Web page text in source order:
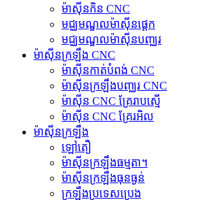
ម៉ាស៊ីនកិន CNC
មជ្ឈមណ្ឌលម៉ាស៊ីនផ្តេក
មជ្ឈមណ្ឌលម៉ាស៊ីនបញ្ឈរ
ម៉ាស៊ីនក្រឡឹង CNC
ម៉ាស៊ីនកាត់បំពង់ CNC
ម៉ាស៊ីនក្រឡឹងបញ្ឈរ CNC
ម៉ាស៊ីន CNC គ្រែរាបស្មើ
ម៉ាស៊ីន CNC គ្រែរអិល
ម៉ាស៊ីនក្រឡឹង
ឡៅតឿ
ម៉ាស៊ីនក្រឡឹងធម្មតា។
ម៉ាស៊ីនក្រឡឹងធុនធ្ងន់
ក្រឡឹងប្រទេសប្រេង